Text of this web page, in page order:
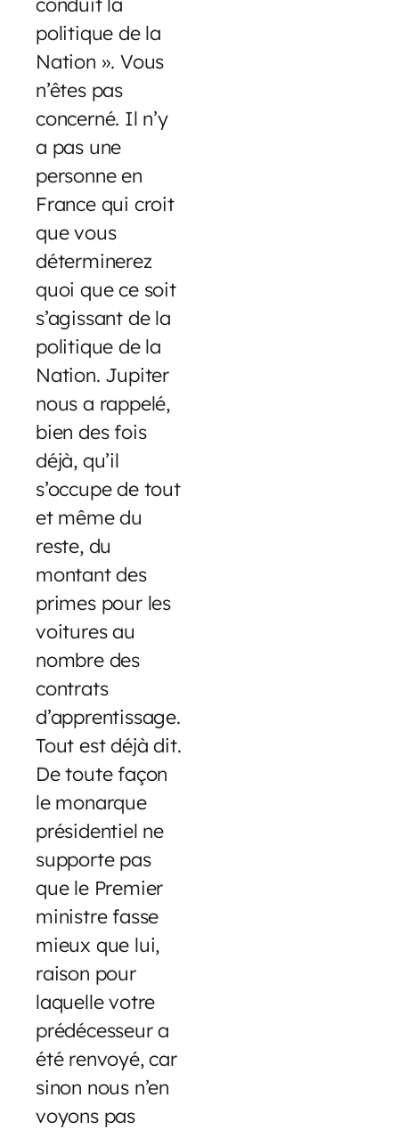
politique de la
Nation ». Vous
n’êtes pas
concerné. Il n’y
a pas une
personne en
France qui croit
que vous
déterminerez
quoi que ce soit
s’agissant de la
politique de la
Nation. Jupiter
nous a rappelé,
bien des fois
déjà, qu’il
s’occupe de tout
et même du
reste, du
montant des
primes pour les
voitures au
nombre des
contrats
d’apprentissage.
Tout est déjà dit.
De toute façon
le monarque
présidentiel ne
supporte pas
que le Premier
ministre fasse
mieux que lui,
raison pour
laquelle votre
prédécesseur a
été renvoyé, car
sinon nous n’en
voyons pas